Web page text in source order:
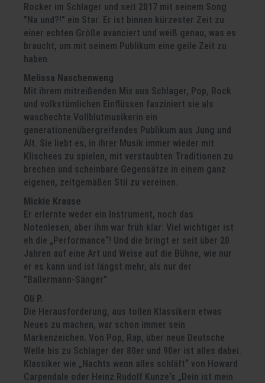
Rocker im Schlager und seit 2017 mit seinem Song
"Na und?!" ein Star. Er ist binnen kürzester Zeit zu
einer echten Größe avanciert und weiß genau, was es
braucht, um mit seinem Publikum eine geile Zeit zu
haben
Melissa Naschenweng
Mit ihrem mitreißenden Mix aus Schlager, Pop, Rock
und volkstümlichen Einflüssen fasziniert sie als
waschechte Vollblutmusikerin ein
generationenübergreifendes Publikum aus Jung und
Alt. Sie liebt es, in ihrer Musik immer wieder mit
Klischees zu spielen, mit verstaubten Traditionen zu
brechen und scheinbare Gegensätze in einem ganz
eigenen, zeitgemäßen Stil zu vereinen.
Mickie Krause
Er erlernte weder ein Instrument, noch das
Notenlesen, aber ihm war früh klar: Viel wichtiger ist
eh die „Performance“! Und die bringt er seit über 20
Jahren auf eine Art und Weise auf die Bühne, wie nur
er es kann und ist längst mehr, als nur der
"Ballermann-Sänger"
Oli P.
Die Herausforderung, aus tollen Klassikern etwas
Neues zu machen, war schon immer sein
Markenzeichen. Von Pop, Rap, über neue Deutsche
Welle bis zu Schlager der 80er und 90er ist alles dabei.
Klassiker wie „Nachts wenn alles schläft“ von Howard
Carpendale oder Heinz Rudolf Kunze‘s „Dein ist mein